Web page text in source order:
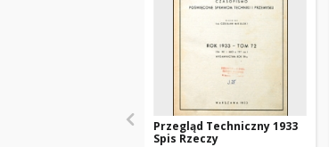
Przegląd Techniczny 1933
Spis Rzeczy